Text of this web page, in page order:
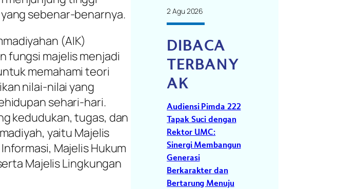
sebenar-benarnya.
(AIK)
fungsi majelis menjadi
memahami teori
nilai-nilai yang
sehari-hari.
kedudukan, tugas, dan
yaitu Majelis
Majelis Hukum
Majelis Lingkungan
2 Agu 2026
DIBACA
TERBANY
AK
Audiensi Pimda 222
Tapak Suci dengan
Rektor UMC:
Sinergi Membangun
Generasi
Berkarakter dan
Bertarung Menuju